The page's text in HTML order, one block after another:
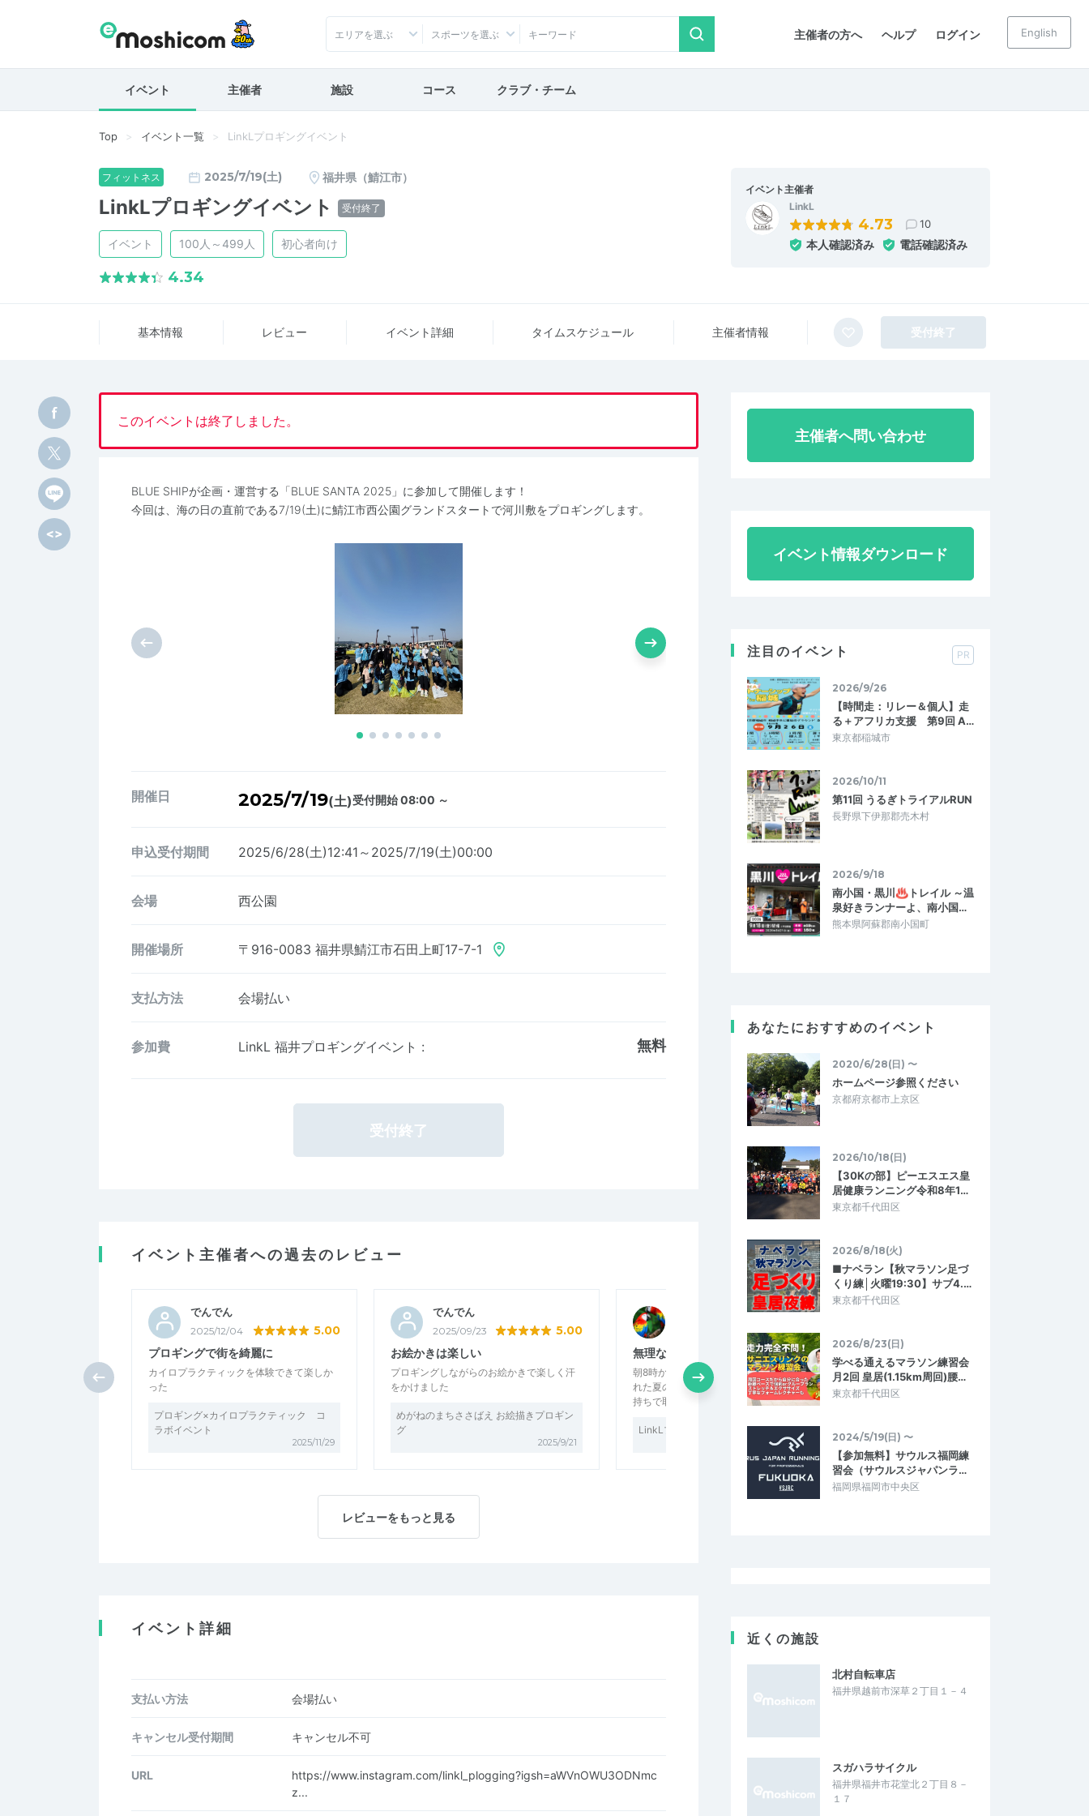
主催者の方へ ヘルプ ログイン
エリアを選ぶ スポーツを選ぶ English
イベント 主催者 施設 コース クラブ・チーム
Top イベント一覧 LinkLプロギングイベント
フィットネス 2025/7/19(土) 福井県（鯖江市）
LinkLプロギングイベント 受付終了
イベント 100人～499人 初心者向け
4.34
イベント主催者
LinkL
4.73 10
本人確認済み 電話確認済み
基本情報 レビュー イベント詳細 タイム スケジュール 主催者情報 受付終了
このイベントは終了しました。
BLUE SHIPが企画・運営する「BLUE SANTA 2025」に参加して開催します！
今回は、海の日の直前である7/19(土)に鯖江市西公園グランドスタートで河川敷をプロギングします。
開催日 2025/7/19(土)受付開始 08:00 ～
申込受付期間 2025/6/28(土)12:41～2025/7/19(土)00:00
会場 西公園
開催場所 〒916-0083 福井県鯖江市石田上町17-7-1
支払方法 会場払い
参加費 LinkL 福井プロギングイベント : 無料
受付終了
イベント主催者への過去のレビュー
でんでん
2025/12/04 5.00
プロギングで街を綺麗に
カイロプラクティックを体験できて楽しか
った
プロギング×カイロプラクティック コ
ラボイベント
2025/11/29
でんでん
2025/09/23 5.00
お絵かきは楽しい
プロギングしながらのお絵かきで楽しく汗
をかけました
めがねのまちささばえ お絵描きプロギン
グ
2025/9/21
3.67
無理なく活動出来ました。
朝8時から説明を受けて活動を開始。よく晴
れた夏の朝、少し暑かったけど清々しい気
持ちで取り組めました。 とにかく、車か…
LinkLプロギングイベント
2025/7/19
LinkLプロギングイベント
これで3回目の参加でした 毎回ゴミの多さ
に驚いています また機会があれば参加しま
す
LinkLプロギングイベント
レビューをもっと見る
イベント詳細
支払い方法 会場払い
キャンセル受付期間 キャンセル不可
URL
https://www.instagram.com/linkl_plogging?igsh=aWVnOWU3ODNmc
z...
主催者へ問い合わせ
イベント情報ダウンロード
注目のイベント PR
2026/9/26
【時間走：リレー＆個人】走
る＋アフリカ支援 第9回 A…
東京都稲城市
2026/10/11
第11回 うるぎトライアルRUN
長野県下伊那郡売木村
2026/9/18
南小国・黒川♨トレイル ～温
泉好きランナーよ、南小国…
熊本県阿蘇郡南小国町
あなたにおすすめのイベント
2020/6/28(日) 〜
ホームページ参照ください
京都府京都市上京区
2026/10/18(日)
【30Kの部】ピーエスエス皇
居健康ランニング令和8年1…
東京都千代田区
2026/8/18(火)
■ナベラン【秋マラソン足づ
くり練│火曜19:30】サブ4.…
東京都千代田区
2026/8/23(日)
学べる通えるマラソン練習会
月2回 皇居(1.15km周回)腰…
東京都千代田区
2024/5/19(日) 〜
【参加無料】サウルス福岡練
習会（サウルスジャパンラ…
福岡県福岡市中央区
近くの施設
北村自転車店
福井県越前市深草２丁目１－４
スガハラサイクル
福井県福井市花堂北２丁目８－
１７